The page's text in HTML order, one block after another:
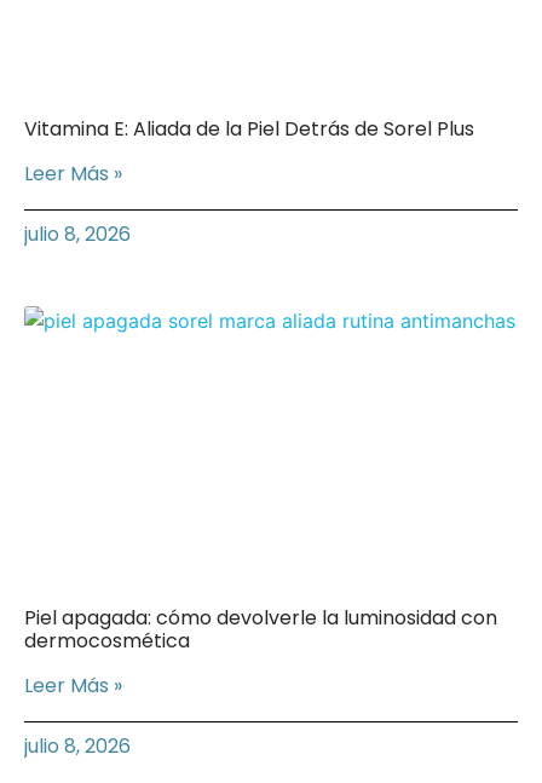
Vitamina E: Aliada de la Piel Detrás de Sorel Plus
Leer Más »
julio 8, 2026
Piel apagada: cómo devolverle la luminosidad con
dermocosmética
Leer Más »
julio 8, 2026